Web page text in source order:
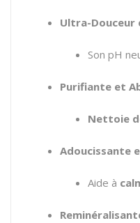
Ultra-Douceur
Son pH
Purifiante et
Nettoie
Adoucissante
Aide à